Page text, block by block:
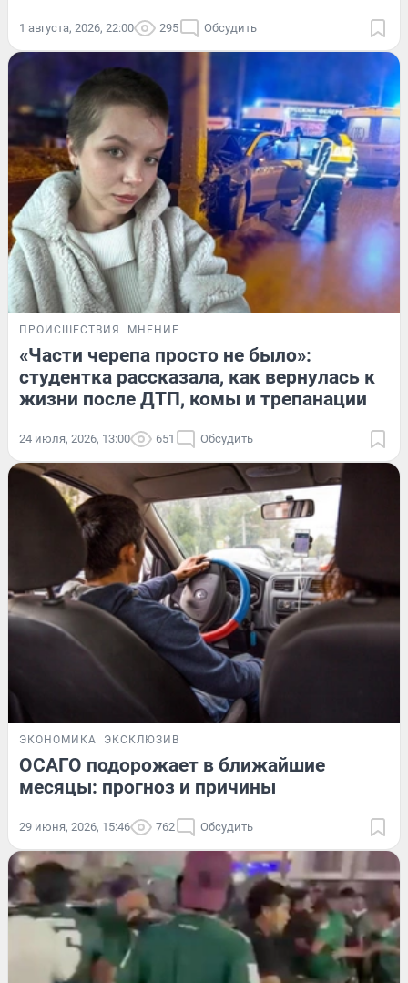
1 августа, 2026, 22:00 295 Обсудить
ПРОИСШЕСТВИЯ МНЕНИЕ
«Части черепа просто не было»:
студентка рассказала, как вернулась к
жизни после ДТП, комы и трепанации
24 июля, 2026, 13:00 651 Обсудить
ЭКОНОМИКА ЭКСКЛЮЗИВ
ОСАГО подорожает в ближайшие
месяцы: прогноз и причины
29 июня, 2026, 15:46 762 Обсудить